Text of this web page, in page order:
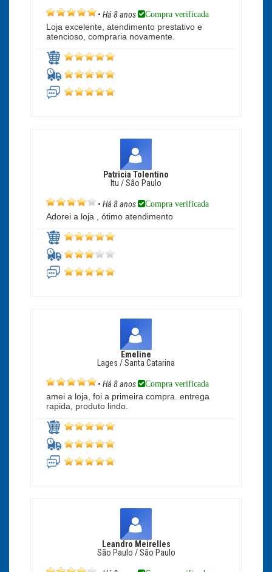
• Há 8 anos Compra verificada
Loja excelente, atendimento prestativo e
atencioso, compraria novamente.
Patricia Tolentino
Itu / São Paulo
• Há 8 anos Compra verificada
Adorei a loja , ótimo atendimento
Emeline
Lages / Santa Catarina
• Há 8 anos Compra verificada
amei a loja, foi a primeira compra. entrega
rapida, produto lindo.
Leandro Meirelles
São Paulo / São Paulo